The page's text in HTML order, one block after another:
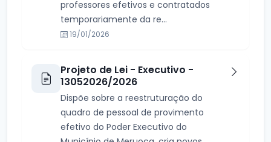
professores efetivos e contratados
temporariamente da re...
19/01/2026
Projeto de Lei - Executivo -
13052026/2026
Dispõe sobre a reestruturação do
quadro de pessoal de provimento
efetivo do Poder Executivo do